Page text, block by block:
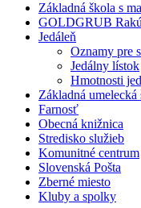
Základná škola s
GOLDGRUB
Jedáleň
Oznamy pre
Jedálny lístok
Hmotnosti
Základná umelecká
Farnosť
Obecná knižnica
Stredisko služieb
Komunitné centrum
Slovenská Pošta
Zberné miesto
Kluby a spolky